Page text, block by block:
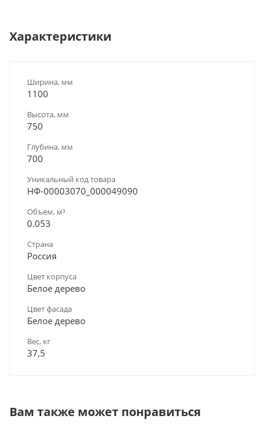
Характеристики
Ширина, мм
1100
Высота, мм
750
Глубина, мм
700
Уникальный код товара
НФ-00003070_000049090
Объем, м³
0.053
Страна
Россия
Цвет корпуса
Белое дерево
Цвет фасада
Белое дерево
Вес, кг
37,5
Вам также может понравиться